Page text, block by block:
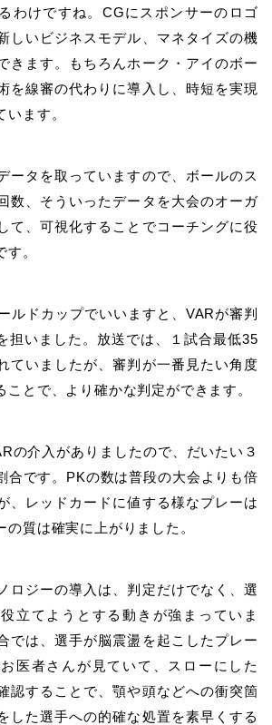
わけですね。CGにスポンサーのロゴ
しいビジネスモデル、マネタイズの機
きます。もちろんホーク・アイのボー
を線審の代わりに導入し、時短を実現
ます。
ータを取っていますので、ボールのス
数、そういったデータを大会のオーガ
て、可視化することでコーチングに役
。
ルドカップでいいますと、VARが審判
担いました。放送では、１試合最低35
ていましたが、審判が一番見たい角度
ことで、より確かな判定ができます。
の介入がありましたので、だいたい３
合です。PKの数は普段の大会よりも倍
、レッドカードに値する様なプレーは
の質は確実に上がりました。
ロジーの導入は、判定だけでなく、選
立てようとする動きが強まっていま
では、選手が脳震盪を起こしたプレー
医者さんが見ていて、スローにした
認することで、顎や頭などへの衝突箇
した選手への的確な処置を素早くする